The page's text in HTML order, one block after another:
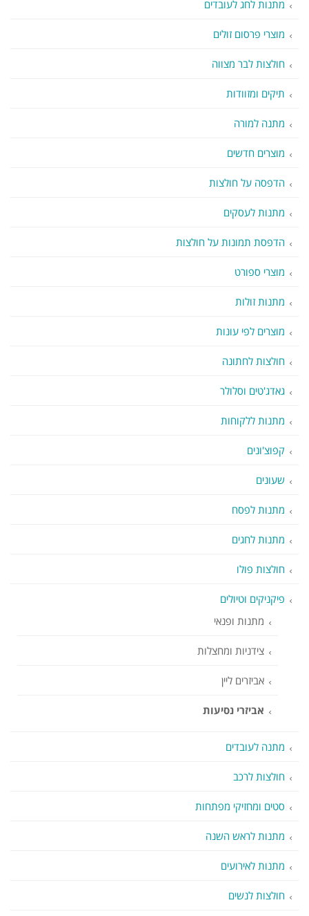
מתנות לחג לעובדים
מוצרי פרסום זולים
חולצות לבר מצווה
תיקים ומזוודות
מתנה למורה
מוצרים חדשים
הדפסה על חולצות
מתנות לעסקים
הדפסת תמונות על חולצות
מוצרי ספורט
מתנות זולות
מוצרים לפי עונות
חולצות לחתונה
גאדג'טים וסלולר
מתנות ללקוחות
קפוצ'ונים
שעונים
מתנות לפסח
מתנות לחגים
חולצות פולו
פיקניקים וטיולים
מתנות ופנאי
צידניות ומחצלות
אביזרים ליין
אביזרי נסיעות
מתנה לעובדים
חולצות לרכב
סטים ומחזיקי מפתחות
מתנות לראש השנה
מתנות לאירועים
חולצות לנשים